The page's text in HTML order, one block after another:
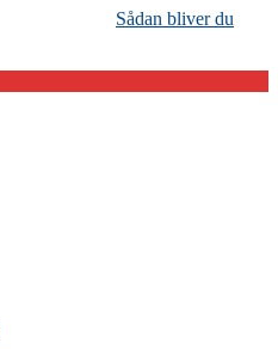
Sådan bliver du